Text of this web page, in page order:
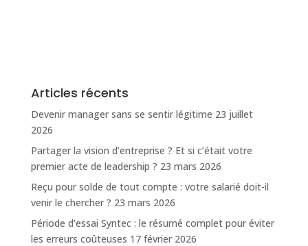
Articles récents
Devenir manager sans se sentir légitime 23 juillet
2026
Partager la vision d’entreprise ? Et si c’était votre
premier acte de leadership ? 23 mars 2026
Reçu pour solde de tout compte : votre salarié doit-il
venir le chercher ? 23 mars 2026
Période d’essai Syntec : le résumé complet pour éviter
les erreurs coûteuses 17 février 2026